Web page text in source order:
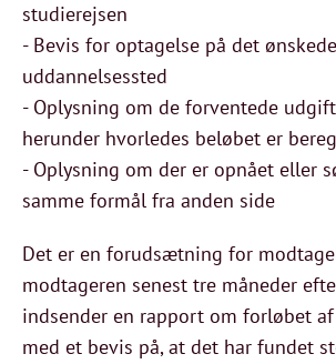
studierejsen
- Bevis for optagelse på det ønskede
uddannelsessted
- Oplysning om de forventede
herunder hvorledes beløbet er
- Oplysning om der er opnået eller
samme formål fra anden side
Det er en forudsætning for
modtageren senest tre måneder
indsender en rapport om forløbet
med et bevis på, at det har fundet